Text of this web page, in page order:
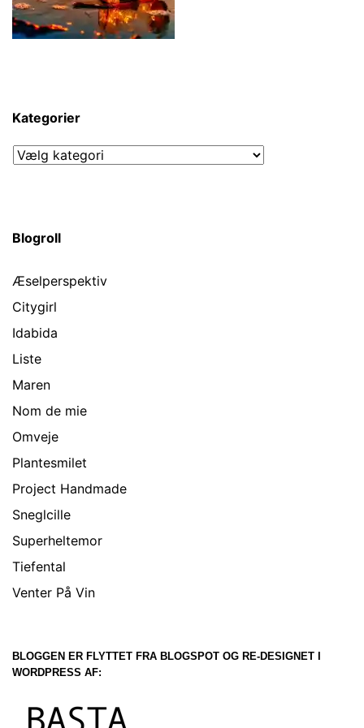
Kategorier
Kategorier
Blogroll
Æselperspektiv
Citygirl
Idabida
Liste
Maren
Nom de mie
Omveje
Plantesmilet
Project Handmade
Sneglcille
Superheltemor
Tiefental
Venter På Vin
BLOGGEN ER FLYTTET FRA BLOGSPOT OG RE-DESIGNET I
WORDPRESS AF: